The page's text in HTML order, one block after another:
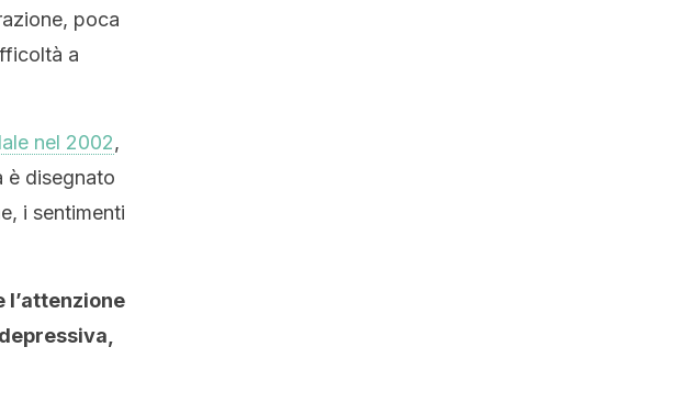
poca
a
nel 2002,
è disegnato
i sentimenti
l’attenzione